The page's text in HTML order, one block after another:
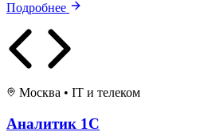
Подробнее
Москва • IT и телеком
Аналитик 1С